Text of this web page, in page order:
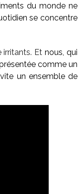
du monde ne
se concentre
irritants. Etnous, qui
comme un
un ensemble de